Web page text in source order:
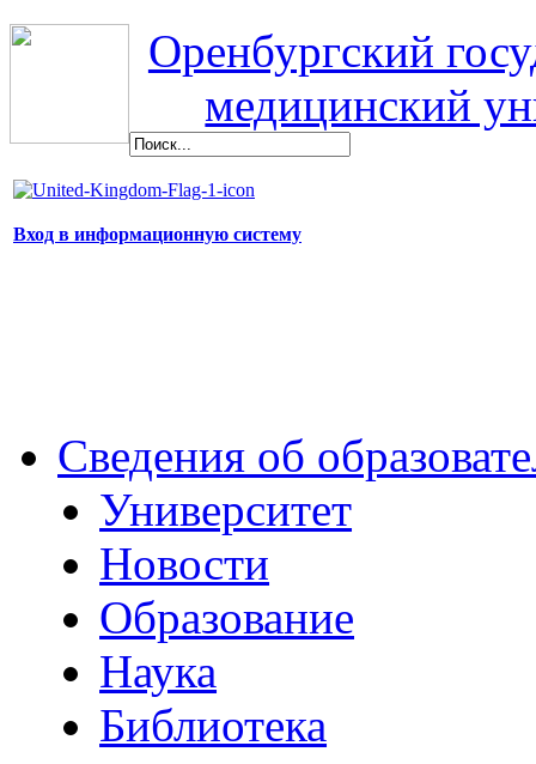
Оренбургский
медицинский
Вход в информационную систему
Сведения об
Университет
Новости
Образование
Наука
Библиотека